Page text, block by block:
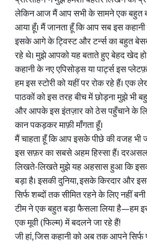
लेकिन आज मैं आप सभी के सामने एक बहुत
आया हूँ। मैं जानता हूँ कि आप सब इस
इसके आगे के ट्विस्ट और टर्न्स का बहुत
रहे थे। मुझे आपको यह बताते हुए बेहद खेद
कहानी के नए एपिसोड्स या पार्ट्स इस
हम इस स्टोरी को यहीं पर रोक रहे हैं।
पाठकों को इस तरह बीच में छोड़ना मुझे भी
और आपके इस इंतज़ार को ठेस पहुँचाने के
कान पकड़कर माफ़ी माँगता हूँ।
मैं चाहता हूँ कि आप इसके पीछे की वजह भी
इस सफ़र का सबसे अहम हिस्सा हैं।
लिखते-लिखते मुझे यह अहसास हुआ कि
बड़ा है। इसकी दुनिया, इसके किरदार और
सिर्फ शब्दों तक सीमित रहने के लिए नहीं बनी
टीम ने एक बहुत बड़ा फैसला लिया है—हम
एक मूवी (फिल्म) में बदलने जा रहे हैं!
जी हां, जिस कहानी को अब तक आपने